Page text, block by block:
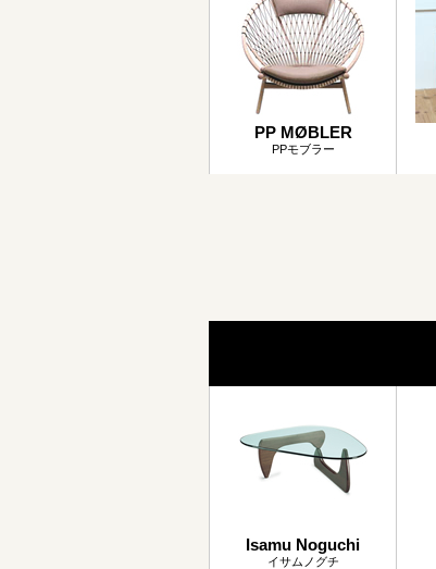
PP MØBLER
PPモブラー
Isamu Noguchi
イサムノグチ